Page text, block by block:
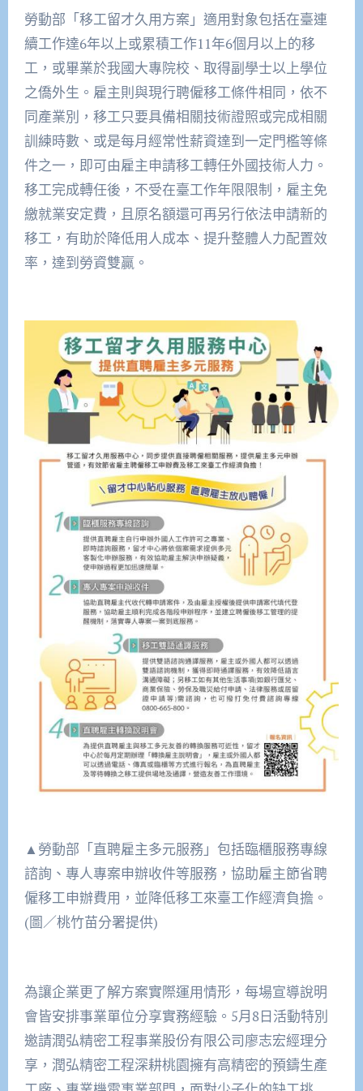
勞動部「移工留才久用方案」適用對象包括在臺連
續工作達6年以上或累積工作11年6個月以上的移
工，或畢業於我國大專院校、取得副學士以上學位
之僑外生。雇主則與現行聘僱移工條件相同，依不
同產業別，移工只要具備相關技術證照或完成相關
訓練時數、或是每月經常性薪資達到一定門檻等條
件之一，即可由雇主申請移工轉任外國技術人力。
移工完成轉任後，不受在臺工作年限限制，雇主免
繳就業安定費，且原名額還可再另行依法申請新的
移工，有助於降低用人成本、提升整體人力配置效
率，達到勞資雙贏。
▲勞動部「直聘雇主多元服務」包括臨櫃服務專線
諮詢、專人專案申辦收件等服務，協助雇主節省聘
僱移工申辦費用，並降低移工來臺工作經濟負擔。
(圖／桃竹苗分署提供)
為讓企業更了解方案實際運用情形，每場宣導說明
會皆安排事業單位分享實務經驗。5月8日活動特別
邀請潤弘精密工程事業股份有限公司廖志宏經理分
享，潤弘精密工程深耕桃園擁有高精密的預鑄生產